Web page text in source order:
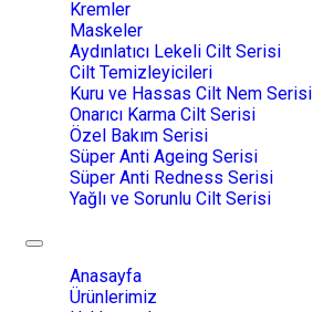
Kremler
Maskeler
Aydınlatıcı Lekeli Cilt Serisi
Cilt Temizleyicileri
Kuru ve Hassas Cilt Nem Serisi
Onarıcı Karma Cilt Serisi
Özel Bakım Serisi
Süper Anti Ageing Serisi
Süper Anti Redness Serisi
Yağlı ve Sorunlu Cilt Serisi
Toggle
navigationAnasayfa
Ürünlerimiz